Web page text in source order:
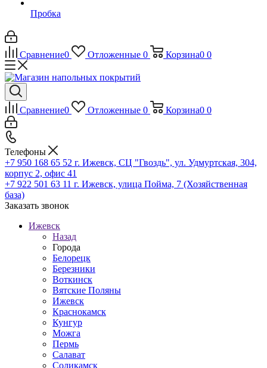
Пробка
Сравнение0 Отложенные 0 Корзина0 0
Сравнение0 Отложенные 0 Корзина0 0
Телефоны
+7 950 168 65 52 г. Ижевск, СЦ "Гвоздь", ул. Удмуртская, 304,
корпус 2, офис 41
+7 922 501 63 11 г. Ижевск, улица Пойма, 7 (Хозяйственная
база)
Заказать звонок
Ижевск
Назад
Города
Белорецк
Березники
Воткинск
Вятские Поляны
Ижевск
Краснокамск
Кунгур
Можга
Пермь
Салават
Соликамск